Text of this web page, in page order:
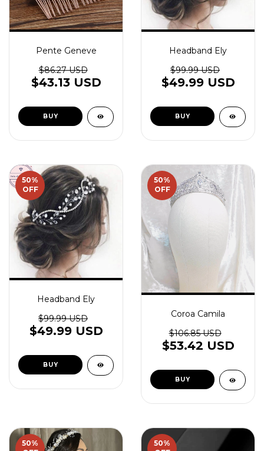
Pente Geneve
$86.27 USD
$43.13 USD
Headband Ely
$99.99 USD
$49.99 USD
50%
OFF
Headband Ely
$99.99 USD
$49.99 USD
50%
OFF
Coroa Camila
$106.85 USD
$53.42 USD
50%
50%